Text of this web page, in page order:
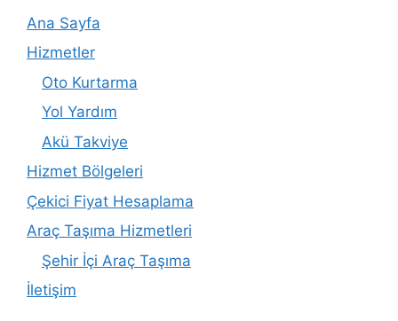
Ana Sayfa
Hizmetler
Oto Kurtarma
Yol Yardım
Akü Takviye
Hizmet Bölgeleri
Çekici Fiyat Hesaplama
Araç Taşıma Hizmetleri
Şehir İçi Araç Taşıma
İletişim